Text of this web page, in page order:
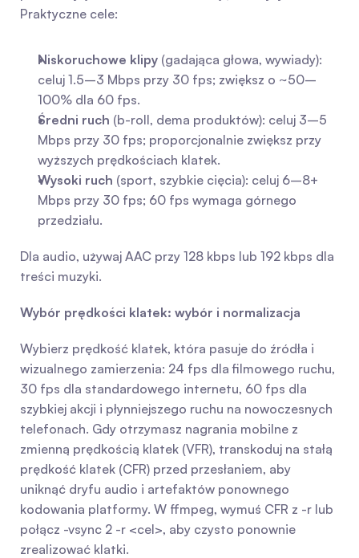
Praktyczne cele:
Niskoruchowe klipy (gadająca głowa, wywiady):
celuj 1.5–3 Mbps przy 30 fps; zwiększ o ~50–
100% dla 60 fps.
Średni ruch (b-roll, dema produktów): celuj 3–5
Mbps przy 30 fps; proporcjonalnie zwiększ przy
wyższych prędkościach klatek.
Wysoki ruch (sport, szybkie cięcia): celuj 6–8+
Mbps przy 30 fps; 60 fps wymaga górnego
przedziału.
Dla audio, używaj AAC przy 128 kbps lub 192 kbps dla
treści muzyki.
Wybór prędkości klatek: wybór i normalizacja
Wybierz prędkość klatek, która pasuje do źródła i
wizualnego zamierzenia: 24 fps dla filmowego ruchu,
30 fps dla standardowego internetu, 60 fps dla
szybkiej akcji i płynniejszego ruchu na nowoczesnych
telefonach. Gdy otrzymasz nagrania mobilne z
zmienną prędkością klatek (VFR), transkoduj na stałą
prędkość klatek (CFR) przed przesłaniem, aby
uniknąć dryfu audio i artefaktów ponownego
kodowania platformy. W ffmpeg, wymuś CFR z -r lub
połącz -vsync 2 -r <cel>, aby czysto ponownie
zrealizować klatki.